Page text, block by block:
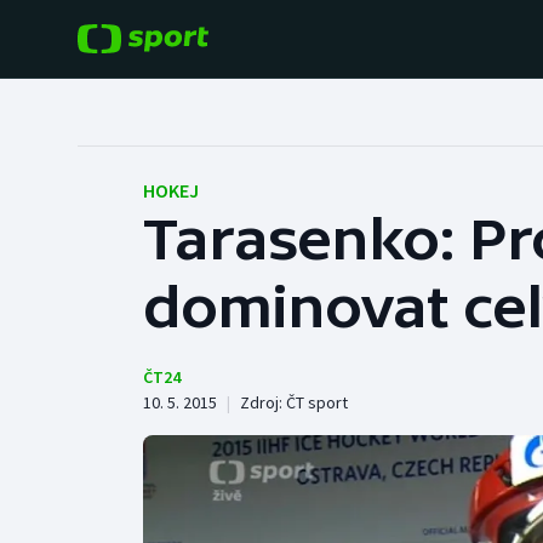
Hokej
Tenis
Cyklistika
Baseball a softbal
Basketbal
Boby a skeleton
HOKEJ
Tarasenko:
dominovat
ČT24
10. 5. 2015 | Zdroj: ČT sport